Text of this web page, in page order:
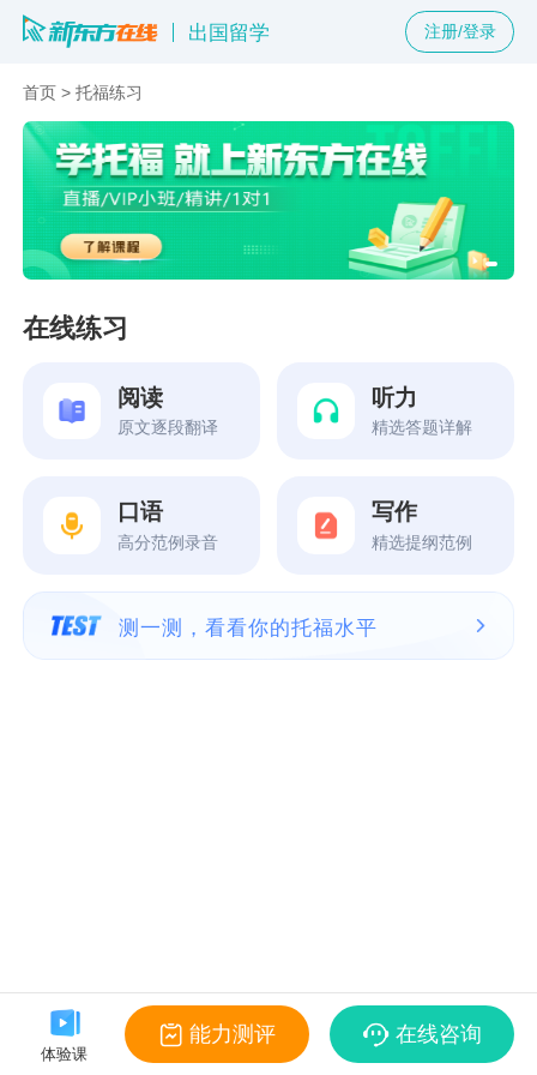
出国留学 注册/登录
首页 >托福练习
在线练习
阅读
原文逐段翻译
听力
精选答题详解
口语
高分范例录音
写作
精选提纲范例
测一测，看看你的托福水平
体验课
能力测评 在线咨询